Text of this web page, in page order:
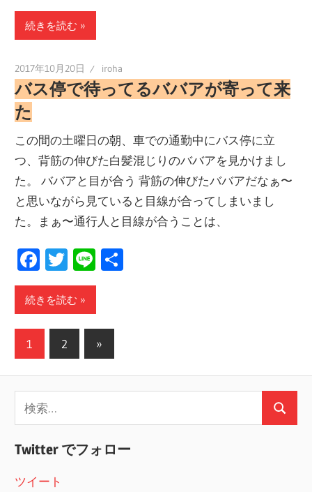
続きを読む
2017年10月20日 iroha
バス停で待ってるババアが寄って来
た
この間の土曜日の朝、車での通勤中にバス停に立
つ、背筋の伸びた白髪混じりのババアを見かけまし
た。 ババアと目が合う 背筋の伸びたババアだなぁ〜
と思いながら見ていると目線が合ってしまいまし
た。まぁ〜通行人と目線が合うことは、
Facebook
Twitter
Line
続きを読む
投
の
ペ
ー
ジ
1 2
次
の
»
索:
検
Twitter でフォロー
ツイート